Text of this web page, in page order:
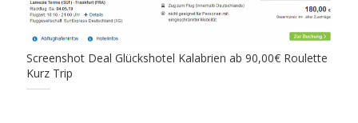
Screenshot Deal Glückshotel Kalabrien ab 90,00€ Roulette
Kurz Trip